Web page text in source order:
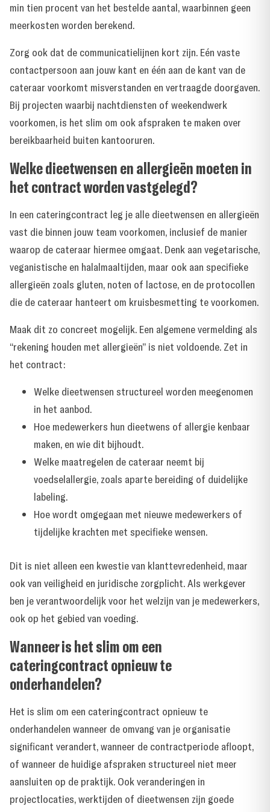
min tien procent van het bestelde aantal, waarbinnen geen
meerkosten worden berekend.
Zorg ook dat de communicatielijnen kort zijn. Eén vaste
contactpersoon aan jouw kant en één aan de kant van de
cateraar voorkomt misverstanden en vertraagde doorgaven.
Bij projecten waarbij nachtdiensten of weekendwerk
voorkomen, is het slim om ook afspraken te maken over
bereikbaarheid buiten kantooruren.
Welke dieetwensen en allergieën moeten in
het contract worden vastgelegd?
In een cateringcontract leg je alle dieetwensen en allergieën
vast die binnen jouw team voorkomen, inclusief de manier
waarop de cateraar hiermee omgaat. Denk aan vegetarische,
veganistische en halalmaaltijden, maar ook aan specifieke
allergieën zoals gluten, noten of lactose, en de protocollen
die de cateraar hanteert om kruisbesmetting te voorkomen.
Maak dit zo concreet mogelijk. Een algemene vermelding als
“rekening houden met allergieën” is niet voldoende. Zet in
het contract:
Welke dieetwensen structureel worden meegenomen
in het aanbod.
Hoe medewerkers hun dieetwens of allergie kenbaar
maken, en wie dit bijhoudt.
Welke maatregelen de cateraar neemt bij
voedselallergie, zoals aparte bereiding of duidelijke
labeling.
Hoe wordt omgegaan met nieuwe medewerkers of
tijdelijke krachten met specifieke wensen.
Dit is niet alleen een kwestie van klanttevredenheid, maar
ook van veiligheid en juridische zorgplicht. Als werkgever
ben je verantwoordelijk voor het welzijn van je medewerkers,
ook op het gebied van voeding.
Wanneer is het slim om een
cateringcontract opnieuw te
onderhandelen?
Het is slim om een cateringcontract opnieuw te
onderhandelen wanneer de omvang van je organisatie
significant verandert, wanneer de contractperiode afloopt,
of wanneer de huidige afspraken structureel niet meer
aansluiten op de praktijk. Ook veranderingen in
projectlocaties, werktijden of dieetwensen zijn goede